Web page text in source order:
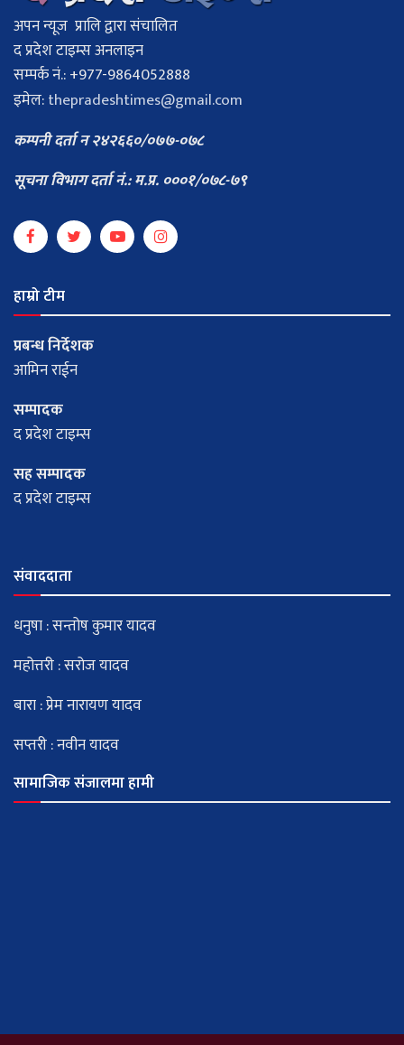
अपन न्यूज प्रालि द्वारा संचालित
द प्रदेश टाइम्स अनलाइन
सम्पर्क नं.: +977-9864052888
इमेल:thepradeshtimes@gmail.com
कम्पनी दर्ता न २४२६६०/०७७-०७८
सूचना विभाग दर्ता नं.: म.प्र. ०००१/०७८-७९
हाम्रो टीम
प्रबन्ध निर्देशक
आमिन राईन
सम्पादक
द प्रदेश टाइम्स
सह सम्पादक
द प्रदेश टाइम्स
संवाददाता
धनुषा : सन्तोष कुमार यादव
महोत्तरी : सरोज यादव
बारा : प्रेम नारायण यादव
सप्तरी : नवीन यादव
सामाजिक संजालमा हामी